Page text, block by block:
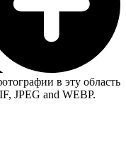
в эту область
JPEG and WEBP.